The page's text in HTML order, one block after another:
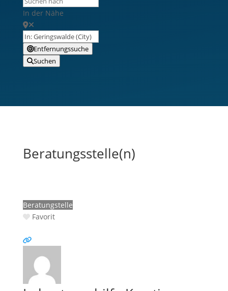
In der Nähe
Entfernungssuche
Suchen
Beratungsstelle(n)
Beratungstelle
Favorit